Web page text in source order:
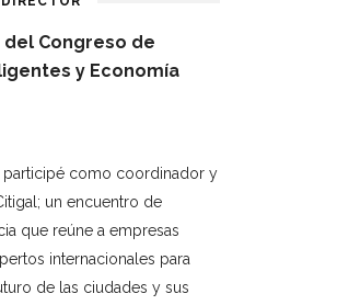
del Congreso de
y Economía
participé como coordinador y
un encuentro de
que reúne a empresas
internacionales para
de las ciudades y sus